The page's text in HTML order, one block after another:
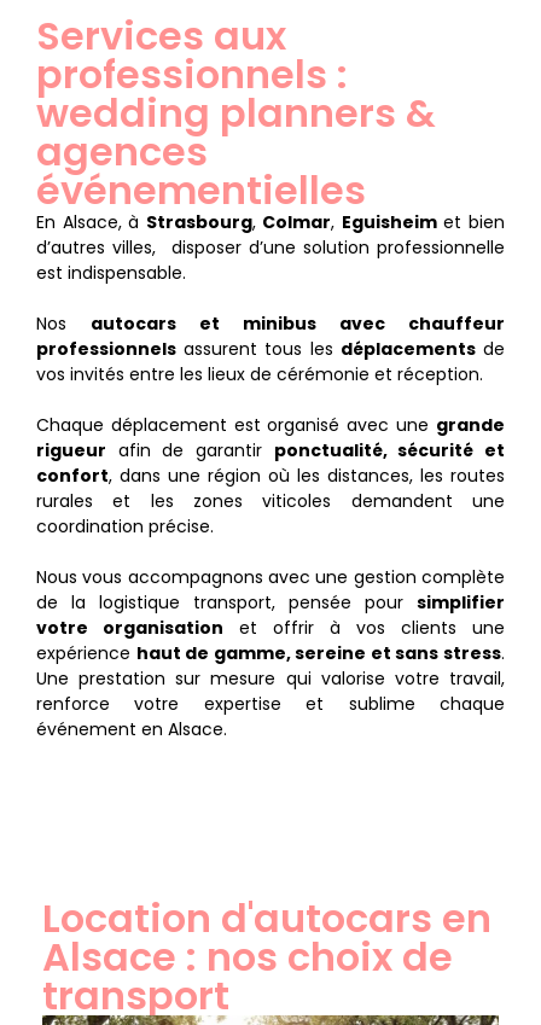
Services aux
professionnels :
wedding planners &
agences
événementielles
En Alsace, à Strasbourg, Colmar, Eguisheimet bien
d’autres villes, disposer d’une solution professionnelle
est indispensable.
Nos autocars et minibus avec chauffeur
professionnels assurent tous les déplacementsde
vos invités entre les lieux de cérémonie et réception.
Chaque déplacement est organisé avec une grande
rigueur afin de garantir ponctualité, sécurité et
confort, dans une région où les distances, les routes
rurales et les zones viticoles demandent une
coordination précise.
Nous vous accompagnons avec une gestion complète
de la logistique transport, pensée pour simplifier
votre organisation et offrir à vos clients une
expérience haut de gamme, sereine et sans stress.
Une prestation sur mesure qui valorise votre travail,
renforce votre expertise et sublime chaque
événement en Alsace.
Location d'autocars en
Alsace : nos choix de
transport